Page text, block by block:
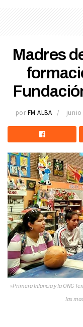
Madres
por FM ALBA junio
»Primera Infancia y la ONG
las